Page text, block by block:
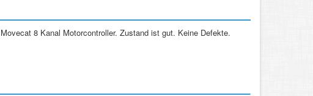
8 Kanal Motorcontroller. Zustand ist gut. Keine Defekte.